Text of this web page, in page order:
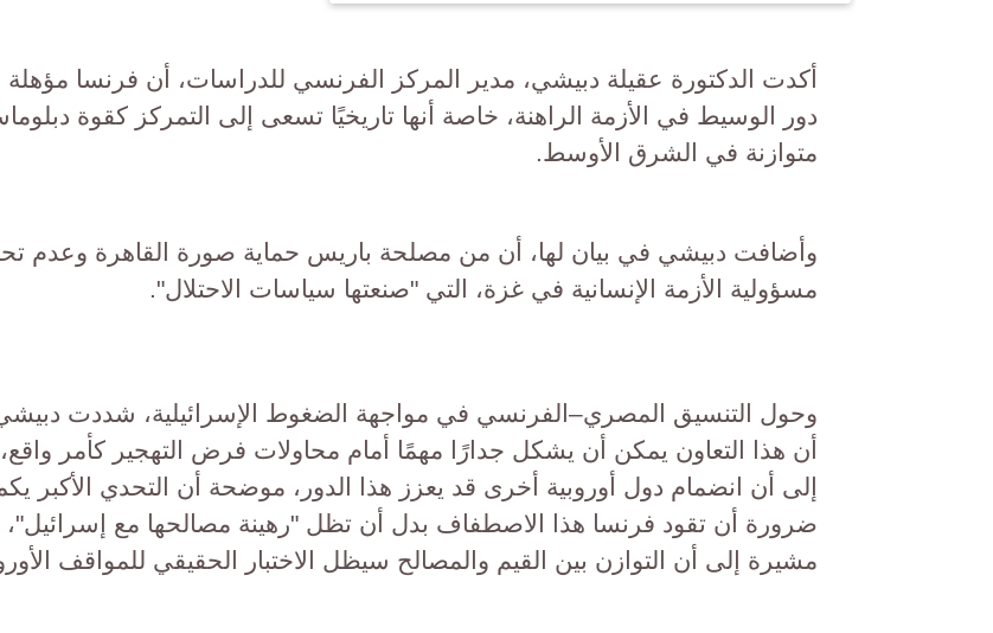
أكدت الدكتورة عقيلة دبيشي، مدير المركز الفرنسي للدراسات، أن فرنسا
دور الوسيط في الأزمة الراهنة، خاصة أنها تاريخيًا تسعى إلى التمركز كقوة
متوازنة في الشرق الأوسط.
وأضافت دبيشي في بيان لها، أن من مصلحة باريس حماية صورة القاهرة وعدم
مسؤولية الأزمة الإنسانية في غزة، التي "صنعتها سياسات الاحتلال".
وحول التنسيق المصري–الفرنسي في مواجهة الضغوط الإسرائيلية، شددت
أن هذا التعاون يمكن أن يشكل جدارًا مهمًا أمام محاولات فرض التهجير كأمر واقع،
إلى أن انضمام دول أوروبية أخرى قد يعزز هذا الدور، موضحة أن التحدي الأكبر
ضرورة أن تقود فرنسا هذا الاصطفاف بدل أن تظل "رهينة مصالحها مع إسرائيل"،
مشيرة إلى أن التوازن بين القيم والمصالح سيظل الاختبار الحقيقي للمواقف